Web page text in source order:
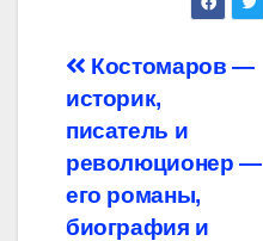
Навигация
по
записям
Костомаров —
историк,
писатель и
революционер —
его романы,
биография и